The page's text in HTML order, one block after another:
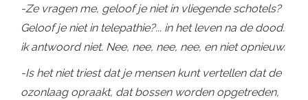
-Ze vragen me, geloof je niet in vliegende schotels?
Geloof je niet in telepathie?... in het leven na de dood.
ik antwoord niet. Nee, nee, nee, nee, en niet opnieuw.
-Is het niet triest dat je mensen kunt vertellen dat de
ozonlaag opraakt, dat bossen worden opgetreden,